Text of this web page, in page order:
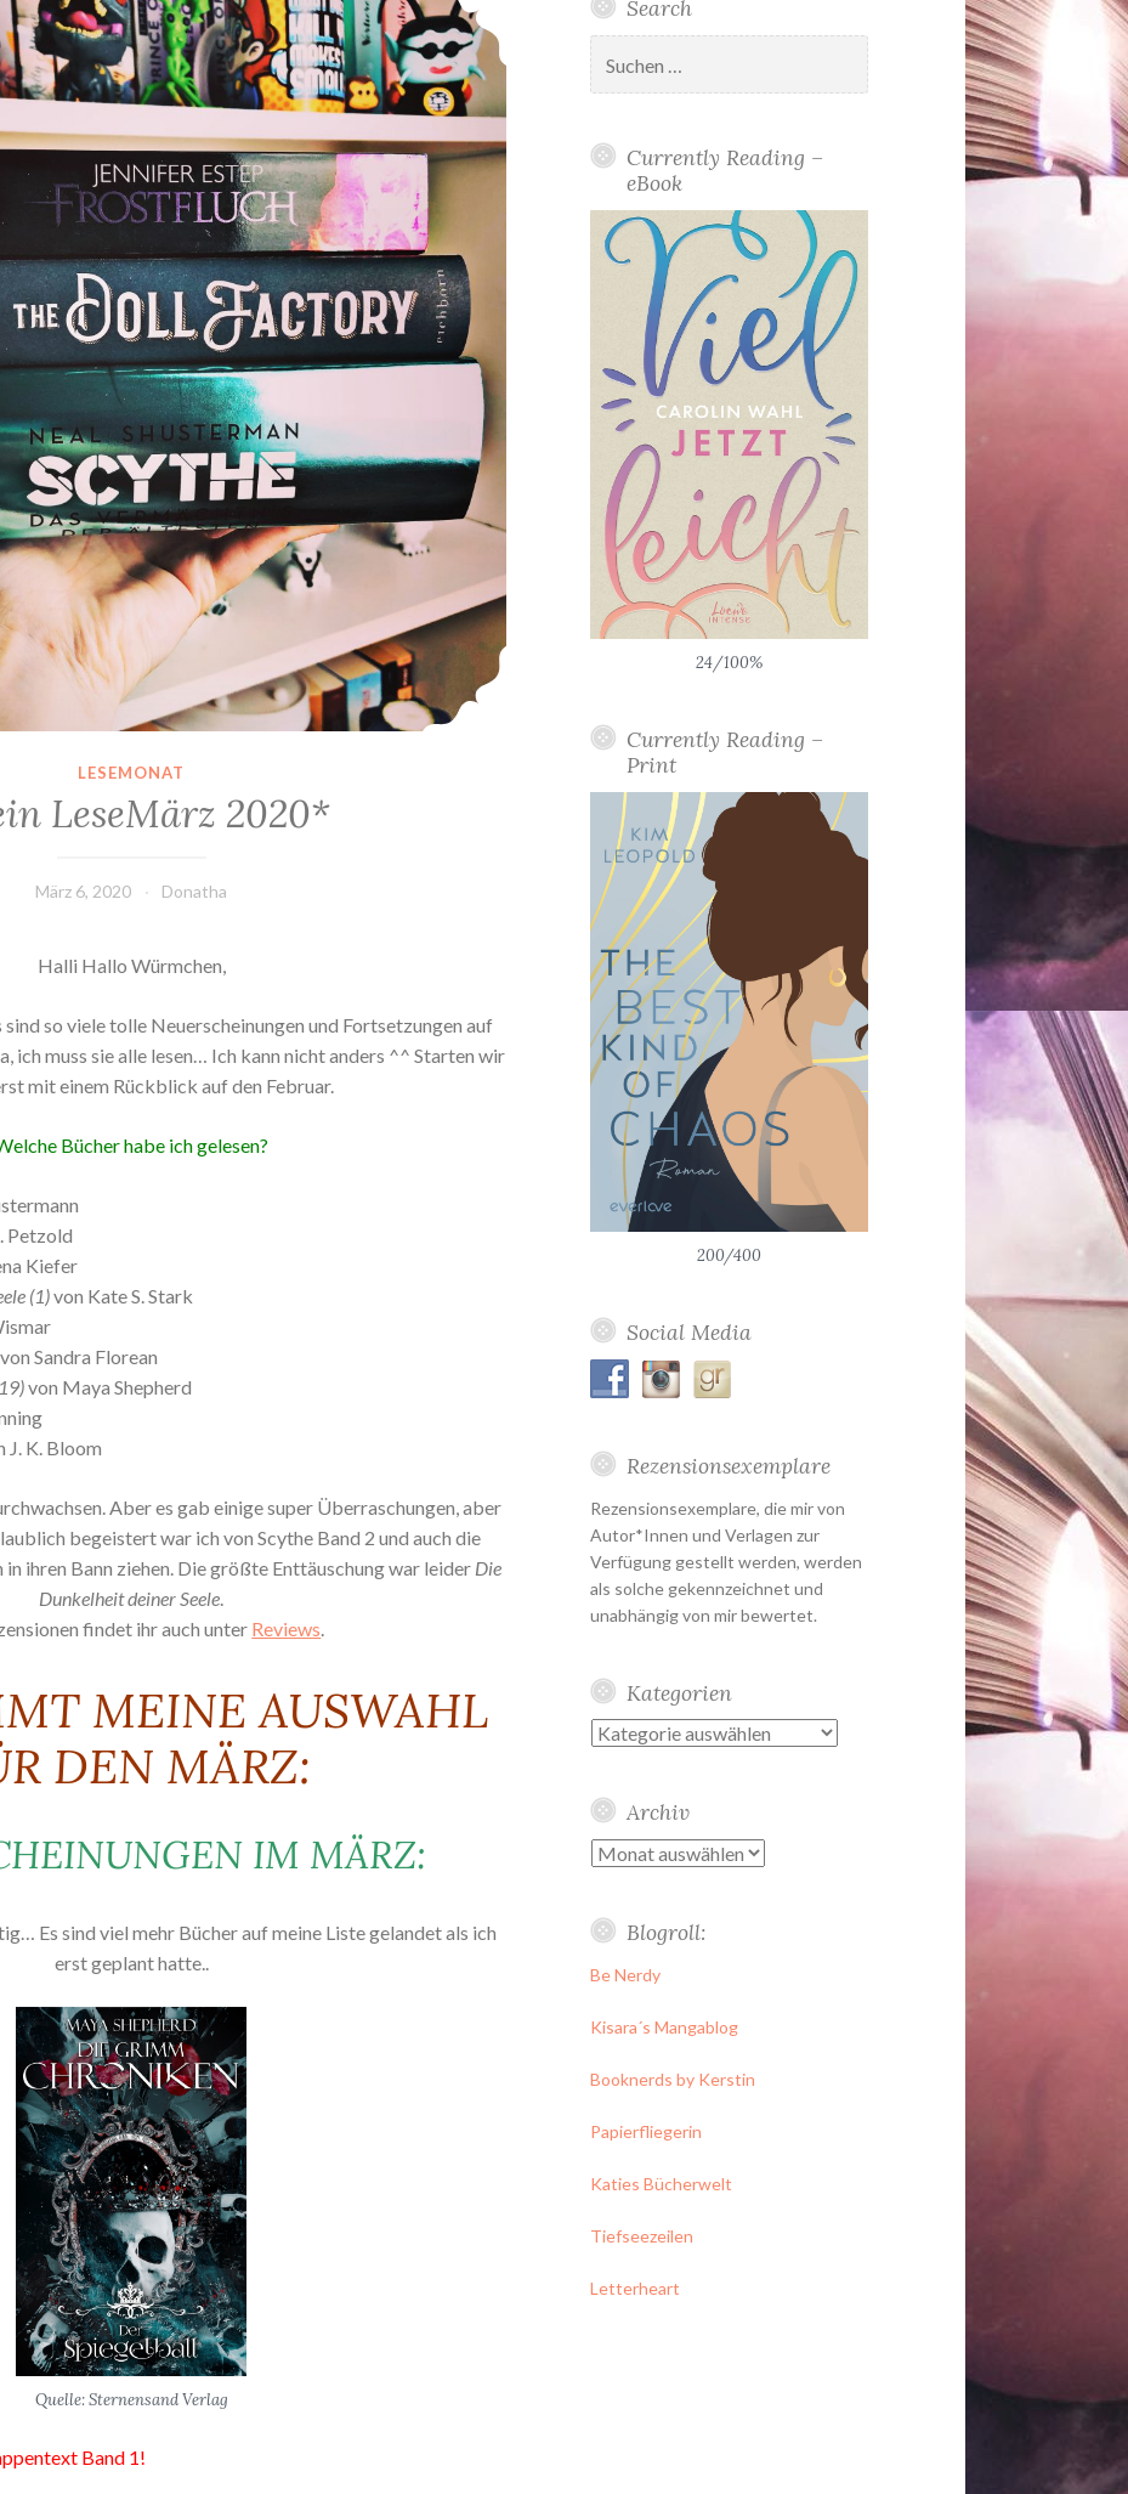
LESEMONAT
LeseMärz 2020*
März 6, 2020 Donatha
Halli Hallo Würmchen,
so viele tolle Neuerscheinungen und Fortsetzungen auf
ich muss sie alle lesen… Ich kann nicht anders ^^ Starten wir
mit einem Rückblick auf den Februar.
Bücher habe ich gelesen?
Petzold
Kiefer
(1)von Kate S. Stark
von Sandra Florean
von Maya Shepherd
J. K. Bloom
Aber es gab einige super Überraschungen, aber
begeistert war ich von Scythe Band 2 und auch die
ihren Bann ziehen. Die größte Enttäuschung war leider Die
Dunkelheit deiner Seele
findet ihr auch unter Reviews
MEINE AUSWAHL
DEN MÄRZ:
IM MÄRZ:
Es sind viel mehr Bücher auf meine Liste gelandet als ich
erst geplant hatte..
Quelle: Sternensand Verlag
Band 1!
Search
nach:
Currently Reading –
eBook
24/100%
Currently Reading –
Print
200/400
Social Media
Rezensionsexemplare
Rezensionsexemplare, die mir von
Autor*Innen und Verlagen zur
Verfügung gestellt werden, werden
als solche gekennzeichnet und
unabhängig von mir bewertet.
Kategorien
Kategorien
Archiv
Archiv
Blogroll:
Be Nerdy
Kisara´s Mangablog
Booknerds by Kerstin
Papierfliegerin
Katies Bücherwelt
Tiefseezeilen
Letterheart